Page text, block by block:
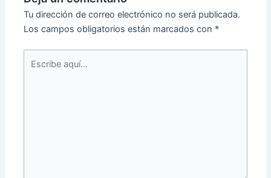
Tu dirección de correo electrónico no será publicada.
Los campos obligatorios están marcados con *
aquí...